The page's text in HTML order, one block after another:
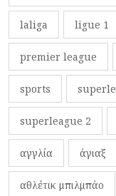
laliga ligue 1
premier league
sports superle
superleague 2
αγγλία άγιαξ
αθλέτικ μπιλμπάο